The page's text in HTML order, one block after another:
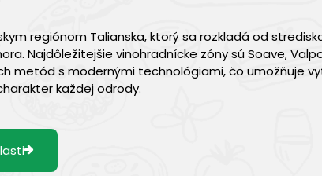
regiónom Talianska, ktorý sa rozkladá od
Najdôležitejšie vinohradnícke zóny sú Soave,
metód s modernými technológiami, čo umožňuje
každej odrody.